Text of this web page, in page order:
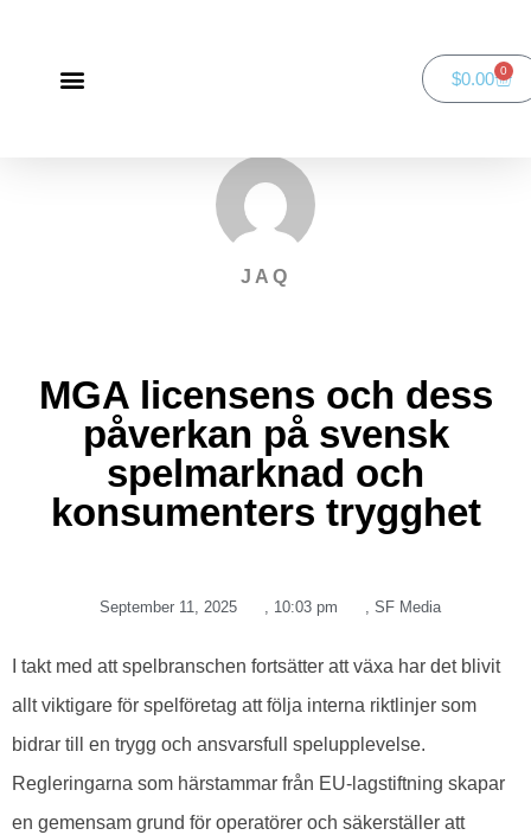
$0.00 0
JAQ
MGA licensens och dess
påverkan på svensk
spelmarknad och
konsumenters trygghet
September 11, 2025 , 10:03 pm , SF Media
I takt med att spelbranschen fortsätter att växa har det blivit
allt viktigare för spelföretag att följa interna riktlinjer som
bidrar till en trygg och ansvarsfull spelupplevelse.
Regleringarna som härstammar från EU-lagstiftning skapar
en gemensam grund för operatörer och säkerställer att